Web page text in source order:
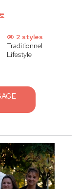
2 styles
Traditionnel
Lifestyle